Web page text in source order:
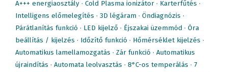
A+++ energiaosztály · Cold Plasma ionizátor · Karterfűtés ·
Intelligens előmelegítés · 3D légáram · Öndiagnózis ·
Párátlanítás funkció · LED kijelző · Éjszakai üzemmód · Óra
beállítás / kijelzés · Időzítő funkció · Hőmérséklet kijelzés ·
Automatikus lamellamozgatás · Zár funkció · Automatikus
újraindítás · Automata leolvasztás · 8°C-os temperálás · 7